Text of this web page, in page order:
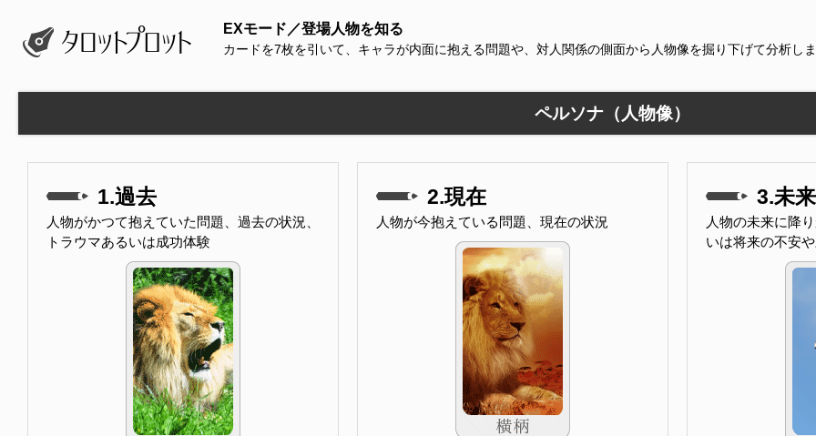
EXモード／登場人物を知る
カードを7枚を引いて、キャラが内面に抱える問題や、対人関係の側面から人物像を掘り下げて分析し
ペルソナ（人物像）
1.過去
人物がかつて抱えていた問題、過去の状況、
トラウマあるいは成功体験
2.現在
人物が今抱えている問題、現在の状況
3.未来
人物の未来に降
いは将来の不安